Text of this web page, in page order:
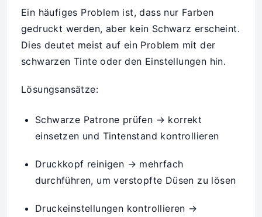
Ein häufiges Problem ist, dass nur Farben
gedruckt werden, aber kein Schwarz erscheint.
Dies deutet meist auf ein Problem mit der
schwarzen Tinte oder den Einstellungen hin.
Lösungsansätze:
Schwarze Patrone prüfen → korrekt
einsetzen und Tintenstand kontrollieren
Druckkopf reinigen → mehrfach
durchführen, um verstopfte Düsen zu lösen
Druckeinstellungen kontrollieren →